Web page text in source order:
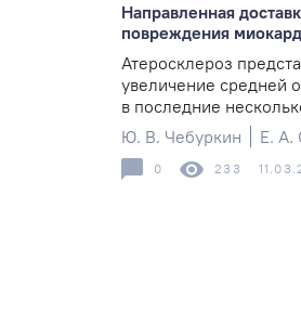
Направленная
повреждения
Атеросклероз
увеличение средней
в последние
Ю. В. Чебуркин
Е. А.
0 233